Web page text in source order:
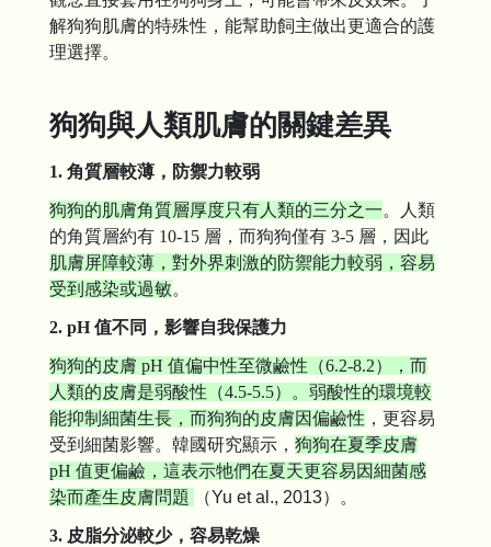
解狗狗肌膚的特殊性，能幫助飼主做出更適合的護
理選擇。
狗狗與人類肌膚的關鍵差異
1. 角質層較薄，防禦力較弱
狗狗的肌膚角質層厚度只有人類的三分之一。人類
的角質層約有 10-15 層，而狗狗僅有 3-5 層，因此
肌膚屏障較薄，對外界刺激的防禦能力較弱，容易
受到感染或過敏。
2. pH 值不同，影響自我保護力
狗狗的皮膚 pH 值偏中性至微鹼性（6.2-8.2），而
人類的皮膚是弱酸性（4.5-5.5）。弱酸性的環境較
能抑制細菌生長，而狗狗的皮膚因偏鹼性 ，更容易
受到細菌影響。韓國研究顯示， 狗狗在夏季皮膚
pH 值更偏鹼，這表示牠們在夏天更容易因細菌感
染而產生皮膚問題
（Yu et al., 2013） 。
3. 皮脂分泌較少，容易乾燥